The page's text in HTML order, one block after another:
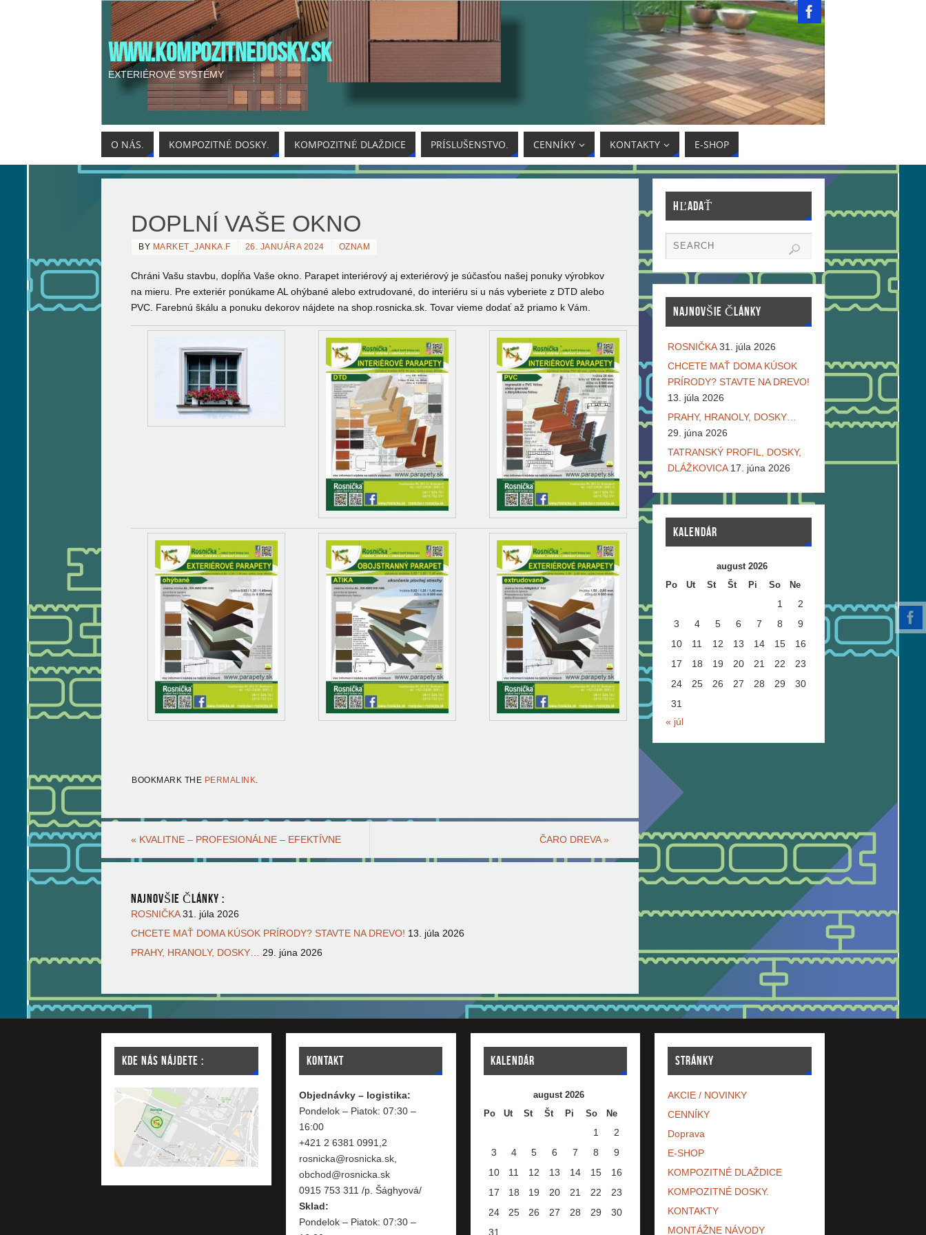
WWW.KOMPOZITNEDOSKY.SK
EXTERIÉROVÉ SYSTÉMY
O NÁS. KOMPOZITNÉ DOSKY. KOMPOZITNÉ DLAŽDICE PRÍSLUŠENSTVO. CENNÍKY KONTAKTY E-SHOP
DOPLNÍ VAŠE OKNO
BY MARKET_JANKA.F 26. JANUÁRA 2024 OZNAM
Chráni Vašu stavbu, dopĺňa Vaše okno. Parapet interiérový aj exteriérový je súčasťou našej ponuky výrobkov
na mieru. Pre exteriér ponúkame AL ohýbané alebo extrudované, do interiéru si u nás vyberiete z DTD alebo
PVC. Farebnú škálu a ponuku dekorov nájdete na shop.rosnicka.sk. Tovar vieme dodať až priamo k Vám.
BOOKMARK THE PERMALINK
« KVALITNE – PROFESIONÁLNE – EFEKTÍVNE ČARO DREVA»
NAJNOVŠIE ČLÁNKY :
ROSNIČKA 31. júla 2026
CHCETE MAŤ DOMA KÚSOK PRÍRODY? STAVTE NA DREVO! 13. júla 2026
PRAHY, HRANOLY, DOSKY…
29. júna 2026
HĽADAŤ
NAJNOVŠIE ČLÁNKY
ROSNIČKA 31. júla 2026
CHCETE MAŤ DOMA KÚSOK
PRÍRODY? STAVTE NA DREVO!
13. júla 2026
PRAHY, HRANOLY, DOSKY…
29. júna 2026
TATRANSKÝ PROFIL, DOSKY,
DLÁŽKOVICA 17. júna 2026
KALENDÁR
august 2026
Po
Ut St Št Pi So Ne
1
2
3
4 5 6 7 8
9
10
11 12 13 14 15
16
17
18 19 20 21 22
23
24
25 26 27 28 29
30
31
« júl
KDE NÁS NÁJDETE : KONTAKT
Objednávky – logistika:
Pondelok – Piatok: 07:30 –
16:00
+421 2 6381 0991,2
rosnicka@rosnicka.sk,
obchod@rosnicka.sk
0915 753 311 /p. Šághyová/
Sklad:
Pondelok – Piatok: 07:30 –
KALENDÁR
august 2026
Po
Ut St Št Pi So Ne
1
2
3
4 5 6 7 8
9
10
11 12 13 14 15
16
17
18 19 20 21 22
23
24
25 26 27 28 29
30
31
STRÁNKY
AKCIE / NOVINKY
CENNÍKY
Doprava
E-SHOP
KOMPOZITNÉ DLAŽDICE
KOMPOZITNÉ DOSKY.
KONTAKTY
MONTÁŽNE NÁVODY